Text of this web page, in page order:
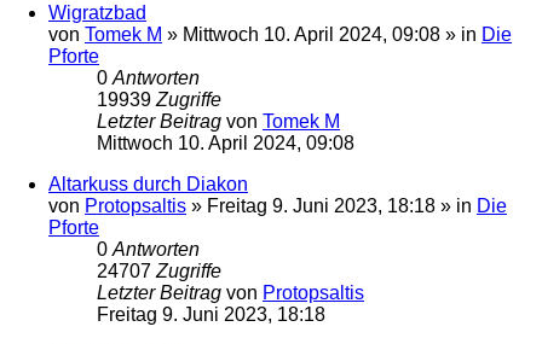
Wigratzbad
von Tomek M » Mittwoch 10. April 2024, 09:08 » in Die
Pforte
0 Antworten
19939 Zugriffe
Letzter Beitrag von Tomek M
Mittwoch 10. April 2024, 09:08
Altarkuss durch Diakon
von Protopsaltis » Freitag 9. Juni 2023, 18:18 » in Die
Pforte
0 Antworten
24707 Zugriffe
Letzter Beitrag von Protopsaltis
Freitag 9. Juni 2023, 18:18